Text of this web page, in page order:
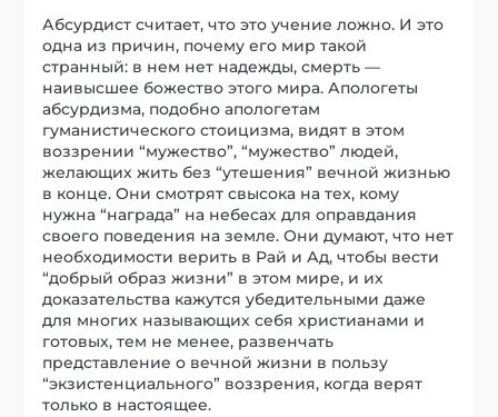
Абсурдист считает, что это учение ложно. И это
одна из причин, почему его мир такой
странный: в нем нет надежды, смерть —
наивысшее божество этого мира. Апологеты
абсурдизма, подобно апологетам
гуманистического стоицизма, видят в этом
воззрении “мужество”, “мужество” людей,
желающих жить без “утешения” вечной жизнью
в конце. Они смотрят свысока на тех, кому
нужна “награда” на небесах для оправдания
своего поведения на земле. Они думают, что нет
необходимости верить в Рай и Ад, чтобы вести
“добрый образ жизни” в этом мире, и их
доказательства кажутся убедительными даже
для многих называющих себя христианами и
готовых, тем не менее, развенчать
представление о вечной жизни в пользу
“экзистенциального” воззрения, когда верят
только в настоящее.